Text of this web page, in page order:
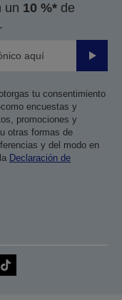
un 10 %* de
Enviar
tu consentimiento
encuestas y
promociones y
otras formas de
y del modo en
Declaración de